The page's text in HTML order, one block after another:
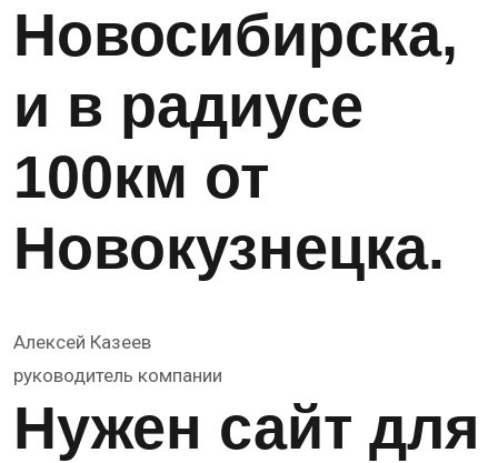
Новосибирска,
и в радиусе
100км от
Новокузнецка.
Алексей Казеев
руководитель компании
Нужен сайт для